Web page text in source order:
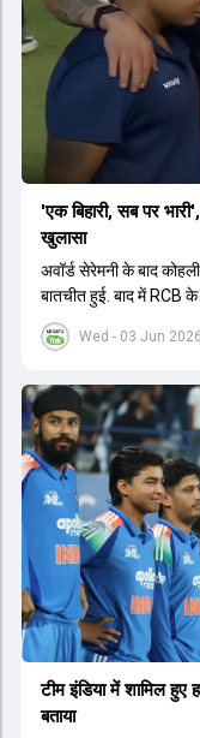
Wed - 03 Jun 2026
'एक बिहारी, सब पर
खुलासा
अवॉर्ड सेरेमनी के बाद
बातचीत हुई. बाद में RCB के
का खुलासा हुआ.
टीम इंडिया में शामिल हुए
बताया